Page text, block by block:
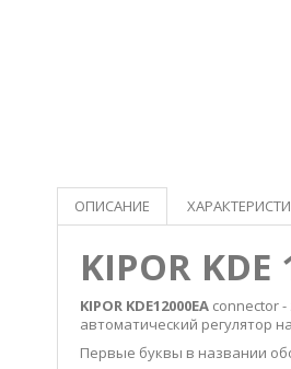
ОПИСАНИЕ
KIPOR
KIPOR KDE12000EA connector
автоматический регулятор
Первые буквы в названии